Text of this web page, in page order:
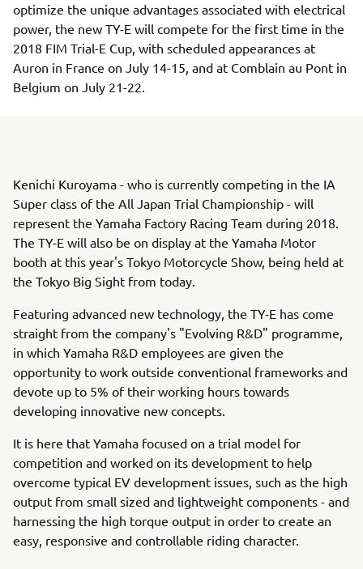
optimize the unique advantages associated with electrical
power, the new TY-E will compete for the first time in the
2018 FIM Trial-E Cup, with scheduled appearances at
Auron in France on July 14-15, and at Comblain au Pont in
Belgium on July 21-22.
Kenichi Kuroyama - who is currently competing in the IA
Super class of the All Japan Trial Championship - will
represent the Yamaha Factory Racing Team during 2018.
The TY-E will also be on display at the Yamaha Motor
booth at this year's Tokyo Motorcycle Show, being held at
the Tokyo Big Sight from today.
Featuring advanced new technology, the TY-E has come
straight from the company's "Evolving R&D" programme,
in which Yamaha R&D employees are given the
opportunity to work outside conventional frameworks and
devote up to 5% of their working hours towards
developing innovative new concepts.
It is here that Yamaha focused on a trial model for
competition and worked on its development to help
overcome typical EV development issues, such as the high
output from small sized and lightweight components - and
harnessing the high torque output in order to create an
easy, responsive and controllable riding character.